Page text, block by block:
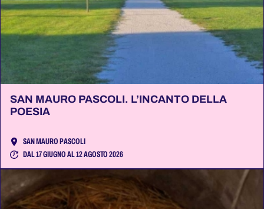
SAN MAURO PASCOLI. L’INCANTO DELLA
POESIA
SAN MAURO PASCOLI
DAL 17 GIUGNO AL 12 AGOSTO 2026